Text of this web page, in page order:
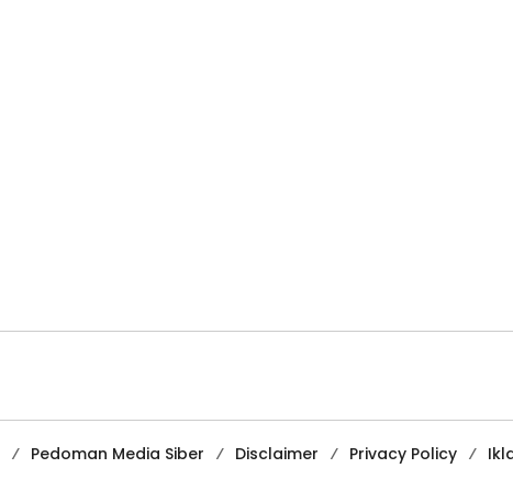
Pedoman Media Siber Disclaimer Privacy Policy